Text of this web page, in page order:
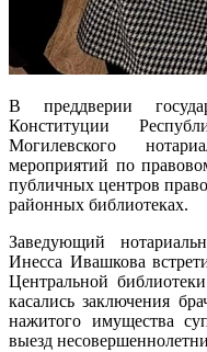
В преддверии
Конституции
Могилевского
мероприятий по
публичных центров
районных библиотеках.
Заведующий
Инесса Ивашкова
Центральной
касались заключения
нажитого имущества
выезд